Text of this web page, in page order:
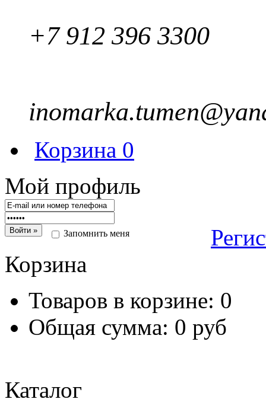
+7 912 396 3300
Корзина 0
Мой профиль
Запомнить меня
Корзина
Товаров в корзине: 0
Общая сумма: 0 руб
Каталог